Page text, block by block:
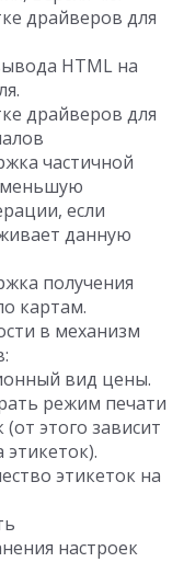
драйверов для
HTML на
драйверов для
частичной
если
данную
получения
картам.
в механизм
вид цены.
режим печати
этого зависит
этикеток).
этикеток на
настроек